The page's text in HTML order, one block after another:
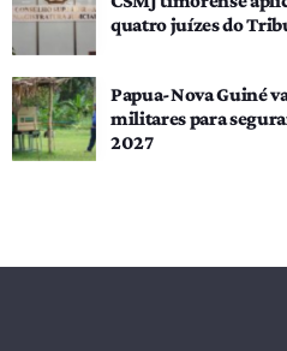
quatro juízes do
Papua-Nova Guiné
militares para
2027